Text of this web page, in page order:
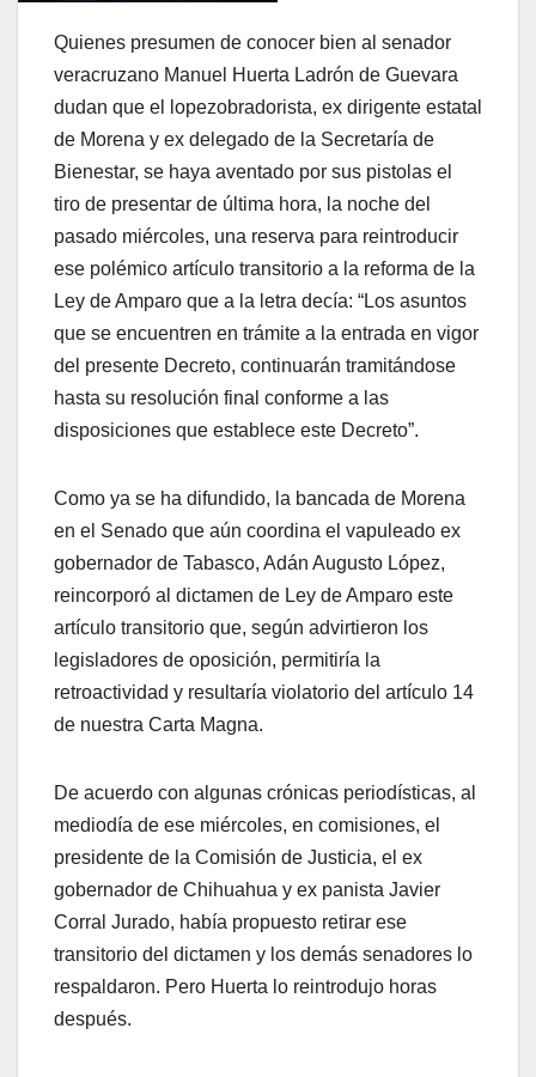
Quienes presumen de conocer bien al senador
veracruzano Manuel Huerta Ladrón de Guevara
dudan que el lopezobradorista, ex dirigente estatal
de Morena y ex delegado de la Secretaría de
Bienestar, se haya aventado por sus pistolas el
tiro de presentar de última hora, la noche del
pasado miércoles, una reserva para reintroducir
ese polémico artículo transitorio a la reforma de la
Ley de Amparo que a la letra decía: “Los asuntos
que se encuentren en trámite a la entrada en vigor
del presente Decreto, continuarán tramitándose
hasta su resolución final conforme a las
disposiciones que establece este Decreto”.
Como ya se ha difundido, la bancada de Morena
en el Senado que aún coordina el vapuleado ex
gobernador de Tabasco, Adán Augusto López,
reincorporó al dictamen de Ley de Amparo este
artículo transitorio que, según advirtieron los
legisladores de oposición, permitiría la
retroactividad y resultaría violatorio del artículo 14
de nuestra Carta Magna.
De acuerdo con algunas crónicas periodísticas, al
mediodía de ese miércoles, en comisiones, el
presidente de la Comisión de Justicia, el ex
gobernador de Chihuahua y ex panista Javier
Corral Jurado, había propuesto retirar ese
transitorio del dictamen y los demás senadores lo
respaldaron. Pero Huerta lo reintrodujo horas
después.